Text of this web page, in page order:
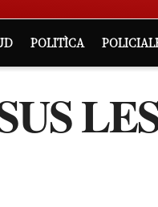
POLITÌCA